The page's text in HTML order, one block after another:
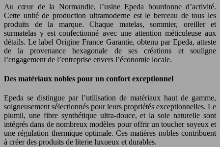
Au cœur de la Normandie, l’usine Epeda bourdonne d’activité.
Cette unité de production ultramoderne est le berceau de tous les
produits de la marque. Chaque matelas, sommier, oreiller et
surmatelas y est confectionné avec une attention méticuleuse aux
détails. Le label Origine France Garantie, obtenu par Epeda, atteste
de la provenance hexagonale de ses créations et souligne
l’engagement de l’entreprise envers l’économie locale.
Des matériaux nobles pour un confort exceptionnel
Epeda se distingue par l’utilisation de matériaux haut de gamme,
soigneusement sélectionnés pour leurs propriétés exceptionnelles. Le
plumil, une fibre synthétique ultra-douce, et la soie naturelle sont
intégrés dans de nombreux modèles pour offrir un toucher soyeux et
une régulation thermique optimale. Ces matières nobles contribuent
à créer des produits de literie luxueux et durables.